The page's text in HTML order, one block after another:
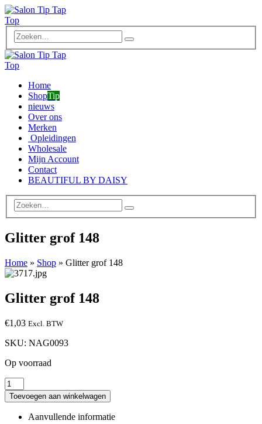
Home
ShopTip
nieuws
Over ons
Merken
Opleidingen
Wholesale
Mijn Account
Contact
BEAUTIFUL BY DAISY
Glitter grof 148
Home » Shop » Glitter grof 148
Glitter grof 148
€1,03 Excl. BTW
SKU: NAG0093
Op voorraad
Toevoegen aan winkelwagen
Aanvullende informatie